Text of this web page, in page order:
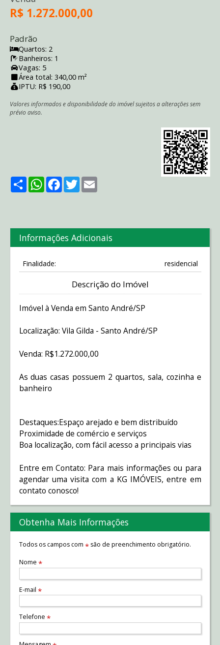
R$ 1.272.000,00
Padrão
Quartos: 2
Banheiros: 1
Vagas: 5
Área total: 340,00 m²
IPTU: R$ 190,00
Valores informados e disponibilidade do imóvel sujeitos a alterações sem
prévio aviso.
ShareWhatsApp
Facebook
Twitter
Informações Adicionais
Finalidade: residencial
Descrição do Imóvel
Imóvel à Venda em Santo André/SP
Localização: Vila Gilda - Santo André/SP
Venda: R$1.272.000,00
As duas casas possuem 2 quartos, sala, cozinha e
banheiro
Destaques:Espaço arejado e bem distribuído
Proximidade de comércio e serviços
Boa localização, com fácil acesso a principais vias
Entre em Contato: Para mais informações ou para
agendar uma visita com a KG IMÓVEIS, entre em
contato conosco!
Obtenha Mais Informações
Todos os campos com *são de preenchimento obrigatório.
Nome *
E-mail *
Telefone *